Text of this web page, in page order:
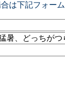
は下記フォー